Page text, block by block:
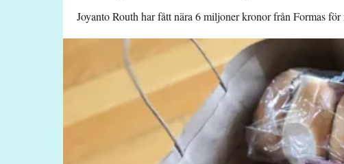
Joyanto Routh har fått nära 6 miljoner kronor från Formas